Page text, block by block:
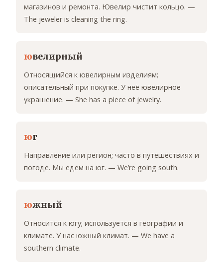
магазинов и ремонта. Ювелир чистит кольцо. —
The jeweler is cleaning the ring.
ювелирный
Относящийся к ювелирным изделиям;
описательный при покупке. У неё ювелирное
украшение. — She has a piece of jewelry.
юг
Направление или регион; часто в путешествиях и
погоде. Мы едем на юг. — We’re going south.
южный
Относится к югу; используется в географии и
климате. У нас южный климат. — We have a
southern climate.